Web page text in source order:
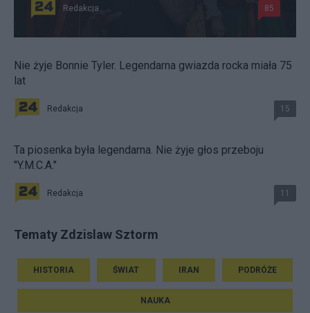
Redakcja 85
Nie żyje Bonnie Tyler. Legendarna gwiazda rocka miała 75
lat
Redakcja 15
Ta piosenka była legendarna. Nie żyje głos przeboju
"Y.M.C.A."
Redakcja 11
Tematy Zdzislaw Sztorm
HISTORIA ŚWIAT IRAN PODRÓŻE
NAUKA